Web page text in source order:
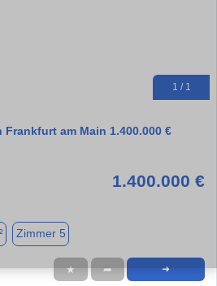
1 / 1
am Main 1.400.000 €
1.400.000 €
Zimmer 5
★ ➦ ➜